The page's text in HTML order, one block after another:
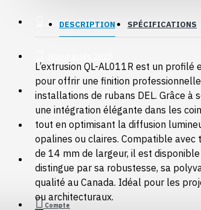
24V - Non Gradable
12V - Gradable
Voir Plus
Contrôleurs et
Manettes
Contrôleurs
Manettes
Nos Réalisations
Promotions du mois
Liquidation
Tous les produits
Compte
DESCRIPTION SPÉCIFICATIONS
L’extrusion QL-AL011R est un profilé
pour offrir une finition
installations de rubans DEL. Grâce à
une intégration élégante dans les
tout en optimisant la diffusion
opalines ou claires. Compatible avec
de 14 mm de largeur, il est
distingue par sa robustesse, sa
qualité au Canada. Idéal pour les
ou architecturaux.